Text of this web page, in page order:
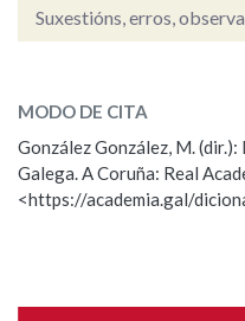
BUSCAR NO CONTIDO
Nas definicións
Suxestións, erros,
Observación
Nome
MODO DE CITA
González González, M.
Galega. A Coruña: Real
<https://academia.gal/